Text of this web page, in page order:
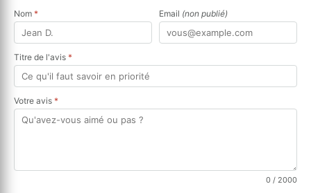
Nom * Email (non publié)
Titre de l'avis *
Votre avis *
0 / 2000